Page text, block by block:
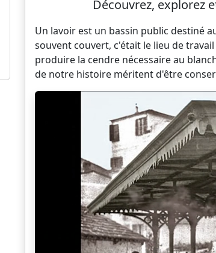
Découvrez, explorez
Un lavoir est un bassin public destiné
souvent couvert, c'était le lieu de
produire la cendre nécessaire au
de notre histoire méritent d'être